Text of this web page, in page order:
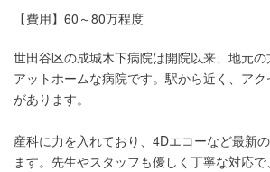
【費用】60～80万程度
世田谷区の成城木下病院は開院以来、地元
アットホームな病院です。駅から近く、ア
があります。
産科に力を入れており、4Dエコーなど最新
ます。先生やスタッフも優しく丁寧な対応